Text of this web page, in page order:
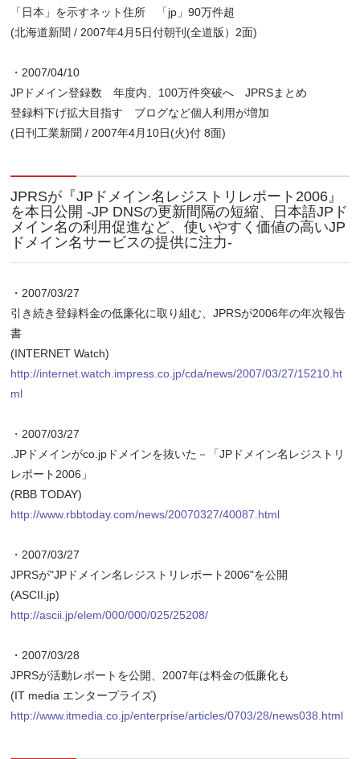
「日本」を示すネット住所 「jp」90万件超
(北海道新聞 / 2007年4月5日付朝刊(全道版）2面)
・2007/04/10
JPドメイン登録数 年度内、100万件突破へ JPRSまとめ
登録料下げ拡大目指す ブログなど個人利用が増加
(日刊工業新聞 / 2007年4月10日(火)付 8面)
JPRSが『JPドメイン名レジストリレポート2006』
を本日公開 ‐JP DNSの更新間隔の短縮、日本語JPド
メイン名の利用促進など、使いやすく価値の高いJP
ドメイン名サービスの提供に注力‐
・2007/03/27
引き続き登録料金の低廉化に取り組む、JPRSが2006年の年次報告
書
(INTERNET Watch)
http://internet.watch.impress.co.jp/cda/news/2007/03/27/15210.ht
ml
・2007/03/27
.JPドメインがco.jpドメインを抜いた－「JPドメイン名レジストリ
レポート2006」
(RBB TODAY)
http://www.rbbtoday.com/news/20070327/40087.html
・2007/03/27
JPRSが"JPドメイン名レジストリレポート2006"を公開
(ASCII.jp)
http://ascii.jp/elem/000/000/025/25208/
・2007/03/28
JPRSが活動レポートを公開、2007年は料金の低廉化も
(IT media エンタープライズ)
http://www.itmedia.co.jp/enterprise/articles/0703/28/news038.html